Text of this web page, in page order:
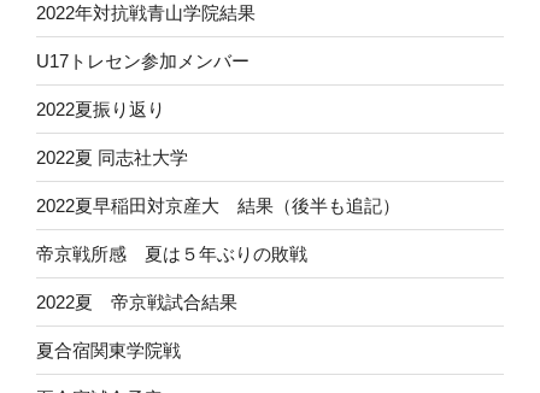
2022年対抗戦青山学院結果
U17トレセン参加メンバー
2022夏振り返り
2022夏 同志社大学
2022夏早稲田対京産大 結果（後半も追記）
帝京戦所感 夏は５年ぶりの敗戦
2022夏 帝京戦試合結果
夏合宿関東学院戦